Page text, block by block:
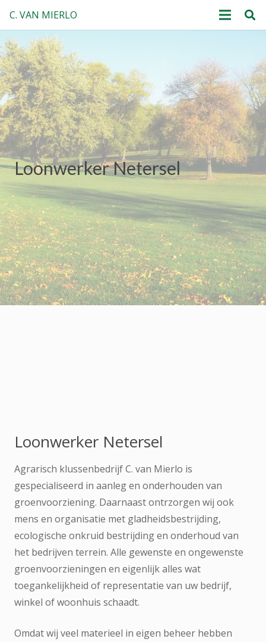
C. VAN MIERLO
Loonwerker Netersel
Loonwerker Netersel
Agrarisch klussenbedrijf C. van Mierlo is
gespecialiseerd in aanleg en onderhouden van
groenvoorziening. Daarnaast ontrzorgen wij ook
mens en organisatie met gladheidsbestrijding,
ecologische onkruid bestrijding en onderhoud van
het bedrijven terrein. Alle gewenste en ongewenste
groenvoorzieningen en eigenlijk alles wat
toegankelijkheid of representatie van uw bedrijf,
winkel of woonhuis schaadt.
Omdat wij veel materieel in eigen beheer hebben